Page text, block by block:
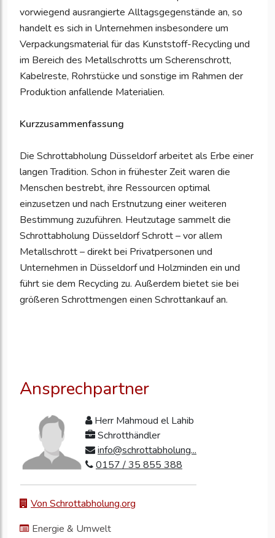
vorwiegend ausrangierte Alltagsgegenstände an, so
handelt es sich in Unternehmen insbesondere um
Verpackungsmaterial für das Kunststoff-Recycling und
im Bereich des Metallschrotts um Scherenschrott,
Kabelreste, Rohrstücke und sonstige im Rahmen der
Produktion anfallende Materialien.
Kurzzusammenfassung
Die Schrottabholung Düsseldorf arbeitet als Erbe einer
langen Tradition. Schon in frühester Zeit waren die
Menschen bestrebt, ihre Ressourcen optimal
einzusetzen und nach Erstnutzung einer weiteren
Bestimmung zuzuführen. Heutzutage sammelt die
Schrottabholung Düsseldorf Schrott – vor allem
Metallschrott – direkt bei Privatpersonen und
Unternehmen in Düsseldorf und Holzminden ein und
führt sie dem Recycling zu. Außerdem bietet sie bei
größeren Schrottmengen einen Schrottankauf an.
Ansprechpartner
Herr Mahmoud el Lahib
Schrotthändler
info@schrottabholung...
0157 / 35 855 388
Von Schrottabholung.org
Energie & Umwelt